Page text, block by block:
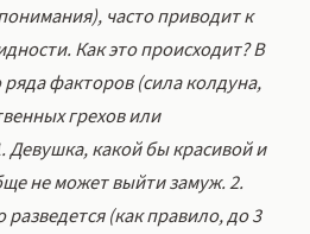
часто приводит к
Как это происходит? В
факторов (сила колдуна,
грехов или
Девушка, какой бы красивой и
не может выйти замуж. 2.
(как правило, до 3